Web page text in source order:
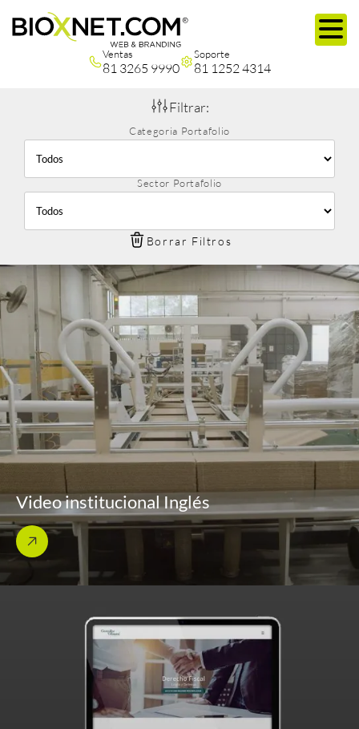
Ventas
81 3265 9990
Soporte
81 1252 4314
Filtrar:
Categoria Portafolio
Sector Portafolio
Borrar Filtros
Video institucional Inglés